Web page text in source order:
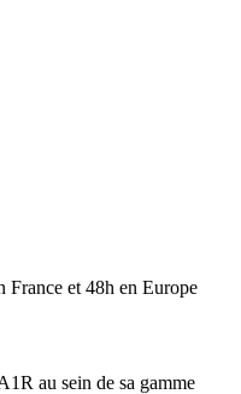
France et 48h en Europe
au sein de sa gamme